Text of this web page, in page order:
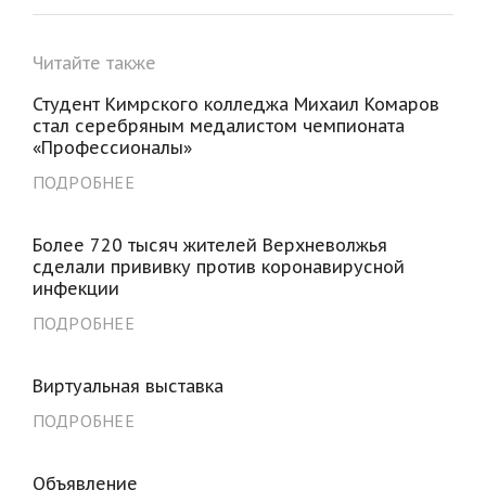
Читайте также
Студент Кимрского колледжа Михаил Комаров
стал серебряным медалистом чемпионата
«Профессионалы»
ПОДРОБНЕЕ
Более 720 тысяч жителей Верхневолжья
сделали прививку против коронавирусной
инфекции
ПОДРОБНЕЕ
Виртуальная выставка
ПОДРОБНЕЕ
Объявление